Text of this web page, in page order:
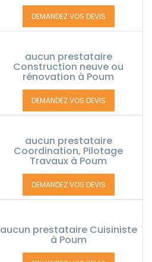
DEMANDEZ VOS DEVIS
aucun prestataire
Construction neuve ou
rénovation à Poum
DEMANDEZ VOS DEVIS
aucun prestataire
Coordination, Pilotage
Travaux à Poum
DEMANDEZ VOS DEVIS
aucun prestataire Cuisiniste
à Poum